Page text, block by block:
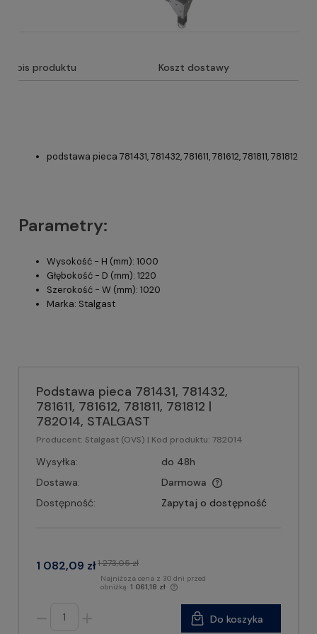
Opis produktu Koszt dostawy
podstawa pieca 781431, 781432, 781611, 781612, 781811, 781812
Parametry:
Wysokość - H (mm): 1000
Głębokość - D (mm): 1220
Szerokość - W (mm): 1020
Marka: Stalgast
Podstawa pieca 781431, 781432,
781611, 781612, 781811, 781812 |
782014, STALGAST
Producent: Stalgast (OVS) | Kod produktu: 782014
Wysyłka:
do 48h
Dostawa:
Darmowa
Dostępność:
Zapytaj o dostępność
1 082,09 zł1 273,05 zł
Najniższa cena z 30 dni przed
obniżką: 1 061,18 zł
Do koszyka